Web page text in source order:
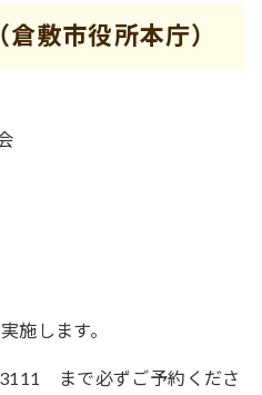
敷市役所本庁）
施します。
まで必ずご予約くださ